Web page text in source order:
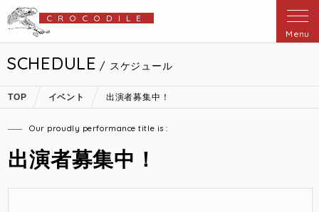
CROCODILE
Menu
SCHEDULE / スケジュール
TOP イベント 出演者募集中！
Our proudly performance title is :
出演者募集中！